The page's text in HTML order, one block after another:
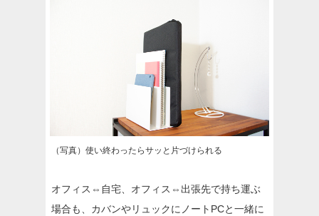
（写真）使い終わったらサッと片づけられる
オフィス⇔自宅、オフィス⇔出張先で持ち運ぶ
場合も、カバンやリュックにノートPCと一緒に